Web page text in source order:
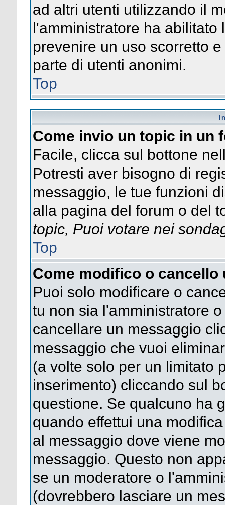
ad altri utenti utilizzando il
l'amministratore ha abilitato
prevenire un uso scorretto
parte di utenti anonimi.
Top
Come invio un topic in un
Facile, clicca sul bottone
Potresti aver bisogno di
messaggio, le tue funzioni
alla pagina del forum o del
topic, Puoi votare nei
Top
Come modifico o cancello
Puoi solo modificare o
tu non sia l'amministratore
cancellare un messaggio
messaggio che vuoi
(a volte solo per un limitato
inserimento) cliccando sul
questione. Se qualcuno ha
quando effettui una
al messaggio dove viene
messaggio. Questo non
se un moderatore o
(dovrebbero lasciare un